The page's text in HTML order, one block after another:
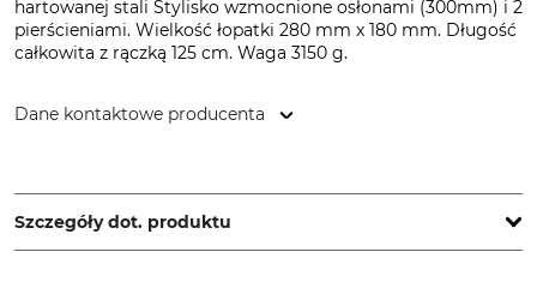
hartowanej stali Stylisko wzmocnione osłonami (300mm) i 2
pierścieniami. Wielkość łopatki 280 mm x 180 mm. Długość
całkowita z rączką 125 cm. Waga 3150 g.
Dane kontaktowe producenta
www.grube.de
Szczegóły dot. produktu